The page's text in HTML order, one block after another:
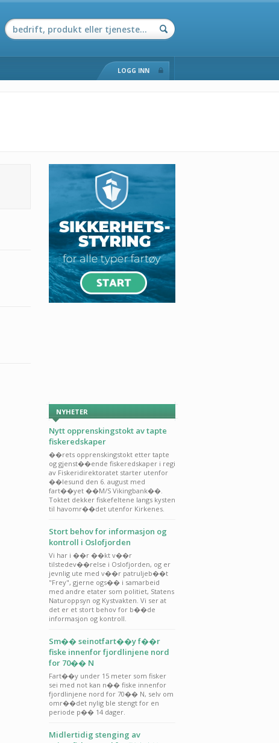
LOGG INN
NYHETER
Nytt opprenskingstokt av tapte
fiskeredskaper
��rets opprenskingstokt etter tapte
og gjenst��ende fiskeredskaper i regi
av Fiskeridirektoratet starter utenfor
��lesund den 6. august med
fart��yet ��M/S Vikingbank��.
Toktet dekker fiskefeltene langs kysten
til havomr��det utenfor Kirkenes.
Stort behov for informasjon og
kontroll i Oslofjorden
Vi har i ��r ��kt v��r
tilstedev��relse i Oslofjorden, og er
jevnlig ute med v��r patruljeb��t
"Frey", gjerne ogs�� i samarbeid
med andre etater som politiet, Statens
Naturoppsyn og Kystvakten. Vi ser at
det er et stort behov for b��de
informasjon og kontroll.
Sm�� seinotfart��y f��r
fiske innenfor fjordlinjene nord
for 70�� N
Fart��y under 15 meter som fisker
sei med not kan n�� fiske innenfor
fjordlinjene nord for 70�� N, selv om
omr��det nylig ble stengt for en
periode p�� 14 dager.
Midlertidig stenging av